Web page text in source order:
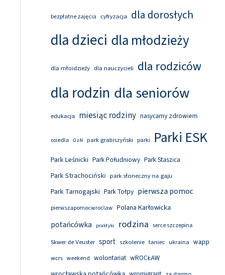
bezpłatne zajęcia cyfryzacja dla dorosłych
dla dzieci dla młodzieży
dla młoidzieży dla nauczycieli dla rodziców
dla rodzin dla seniorów
edukacja miesiąc rodziny nasycamy zdrowiem
osiedla OzN park grabiszyński parki Parki ESK
Park Leśnicki Park Południowy Park Staszica
Park Strachociński park słoneczny na gaju
Park Tarnogajski Park Tołpy pierwsza pomoc
pierwszapomocwroclaw Polana Karłowicka
potańcówka praktyki rodzina serce szczepina
Skwer de Veuster sport szkolenie taniec ukraina wapp
wcrs weekend wolontariat wROCŁAW